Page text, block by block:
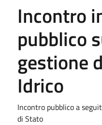
Incontro
pubblico
gestione
Idrico
Incontro pubblico a
di Stato